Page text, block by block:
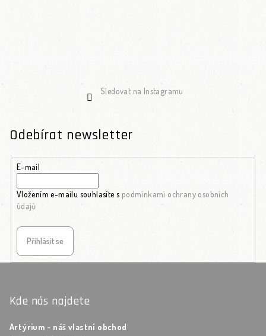
Sledovat na Instagramu
Odebírat newsletter
E-mail
Vložením e-mailu souhlasíte s podmínkami ochrany osobních
údajů
Přihlásit se
Kde nás najdete
Artýrium - náš vlastní obchod